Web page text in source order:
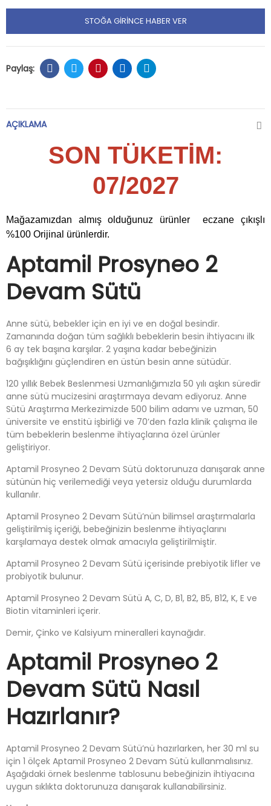
STOĞA GIRINCE HABER VER
AÇIKLAMA
SON TÜKETİM:
07/2027
Mağazamızdan almış olduğunuz ürünler eczane çıkışlı
%100 Orijinal ürünlerdir.
Aptamil Prosyneo 2
Devam Sütü
Anne sütü, bebekler için en iyi ve en doğal besindir.
Zamanında doğan tüm sağlıklı bebeklerin besin ihtiyacını ilk
6 ay tek başına karşılar. 2 yaşına kadar bebeğinizin
bağışıklığını güçlendiren en üstün besin anne sütüdür.
120 yıllık Bebek Beslenmesi Uzmanlığımızla 50 yılı aşkın süredir
anne sütü mucizesini araştırmaya devam ediyoruz. Anne
Sütü Araştırma Merkezimizde 500 bilim adamı ve uzman, 50
üniversite ve enstitü işbirliği ve 70’den fazla klinik çalışma ile
tüm bebeklerin beslenme ihtiyaçlarına özel ürünler
geliştiriyor.
Aptamil Prosyneo 2 Devam Sütü doktorunuza danışarak anne
sütünün hiç verilemediği veya yetersiz olduğu durumlarda
kullanılır.
Aptamil Prosyneo 2 Devam Sütü’nün bilimsel araştırmalarla
geliştirilmiş içeriği, bebeğinizin beslenme ihtiyaçlarını
karşılamaya destek olmak amacıyla geliştirilmiştir.
Aptamil Prosyneo 2 Devam Sütü içerisinde prebiyotik lifler ve
probiyotik bulunur.
Aptamil Prosyneo 2 Devam Sütü A, C, D, B1, B2, B5, B12, K, E ve
Biotin vitaminleri içerir.
Demir, Çinko ve Kalsiyum mineralleri kaynağıdır.
Aptamil Prosyneo 2
Devam Sütü Nasıl
Hazırlanır?
Aptamil Prosyneo 2 Devam Sütü’nü hazırlarken, her 30 ml su
için 1 ölçek Aptamil Prosyneo 2 Devam Sütü kullanmalısınız.
Aşağıdaki örnek beslenme tablosunu bebeğinizin ihtiyacına
uygun sıklıkta doktorunuza danışarak kullanabilirsiniz.